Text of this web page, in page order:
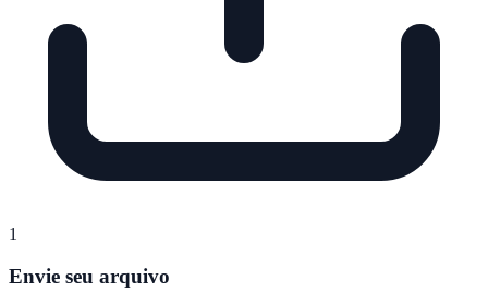
1
Envie seu arquivo